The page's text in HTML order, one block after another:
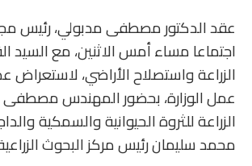
عقد الدكتور مصطفى مدبولي، رئيس
اجتماعا مساء أمس الاثنين، مع السيد
الزراعة واستصلاح الأراضي،
عمل الوزارة، بحضور المهندس مصطفى
الزراعة للثروة الحيوانية والسمكية
محمد سليمان رئيس مركز البحوث